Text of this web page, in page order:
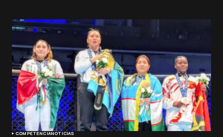
COMPETENCIANOTICIAS